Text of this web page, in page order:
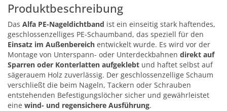
Produktbeschreibung
Das Alfa PE-Nageldichtband ist ein einseitig stark haftendes,
geschlossenzelliges PE-Schaumband, das speziell für den
Einsatz im Außenbereich entwickelt wurde. Es wird vor der
Montage von Unterspann- oder Unterdeckbahnen direkt auf
Sparren oder Konterlatten aufgeklebt und haftet selbst auf
sägerauem Holz zuverlässig. Der geschlossenzellige Schaum
verschließt die beim Nageln, Tackern oder Schrauben
entstehenden Befestigungslöcher sicher und gewährleistet
eine wind- und regensichere Ausführung.